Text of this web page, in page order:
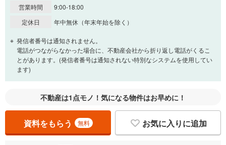
営業時間
9:00-18:00
定休日
年中無休（年末年始を除く）
発信者番号は通知されません。
電話がつながらなかった場合に、不動産会社から折り返し電話がくるこ
とがあります。(発信者番号は通知されない特別なシステムを使用してい
ます)
不動産は1点モノ！気になる物件はお早めに！
資料をもらう 無料 お気に入りに追加